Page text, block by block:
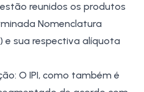
reunidos os produtos
Nomenclatura
e sua respectiva alíquota
O IPI, como também é